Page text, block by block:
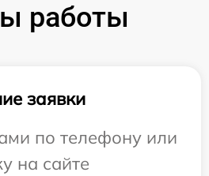
работы
заявки
по телефону или
на сайте